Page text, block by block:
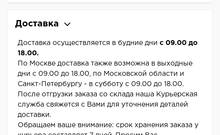
Доставка
Доставка осуществляется в будние дни с 09.00 до
18.00.
По Москве доставка также возможна в выходные
дни с 09.00 до 18.00, по Московской области и
Санкт-Петербургу - в субботу с 09.00 до 18.00.
После отгрузки заказа со склада наша Курьерская
служба свяжется с Вами для уточнения деталей
доставки.
Обращаем ваше внимание: срок хранения заказа у